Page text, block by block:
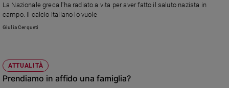
La Nazionale greca l'ha radiato a vita per aver fatto il saluto nazista in
campo. Il calcio italiano lo vuole
Giulia Cerqueti
ATTUALITÀ
Prendiamo in affido una famiglia?